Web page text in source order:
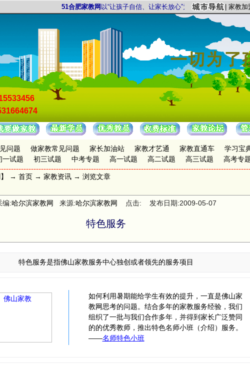
51合肥家教网以“让孩子自信、让家长放心”为服务宗旨，以“证件
家教加
问题 做家教常见问题 家长加油站 家教才艺通 家教直通车 学习宝
一试题 初三试题 中考专题 高一试题 高二试题 高三试题 高考专
】 → 首页 → 家教资讯 → 浏览文章
编:哈尔滨家教网 来源:哈尔滨家教网 点击: 发布日期:2009-05-07
特色服务
特色服务是指佛山家教服务中心独创或者领先的服务项目
如何利用暑期能给学生有效的提升，一直是佛山家
教网思考的问题。结合多年的家教服务经验，我们
组织了一批与我们合作多年，并得到家长广泛赞同
的的优秀教师，推出特色名师小班（介绍）服务。
——名师特色小班